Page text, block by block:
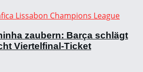
zaubern: Barça schlägt
Viertelfinal-Ticket